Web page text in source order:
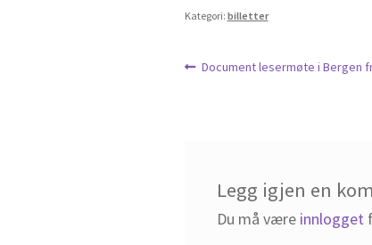
Kategori: billetter
Forrige
Document lesermøte i Bergen
Legg igjen en
Du må være innlogget